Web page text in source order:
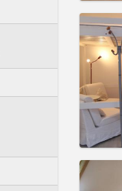
Huur:
Kosten: